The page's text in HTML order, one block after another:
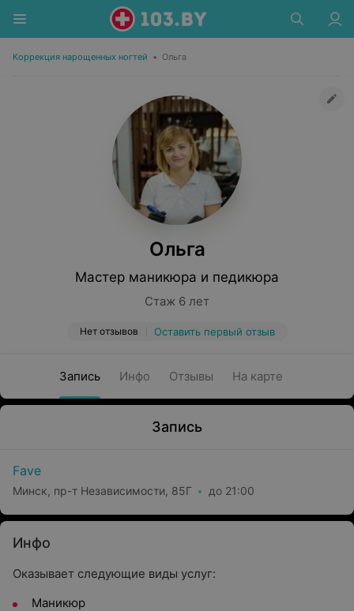
Коррекция нарощенных ногтей • Ольга
Ольга
Мастер маникюра и педикюра
Стаж 6 лет
Нет отзывов Оставить первый отзыв
Запись Инфо Отзывы На карте
Запись
Fave
Минск, пр-т Независимости, 85Г до 21:00
Инфо
Оказывает следующие виды услуг:
Маникюр